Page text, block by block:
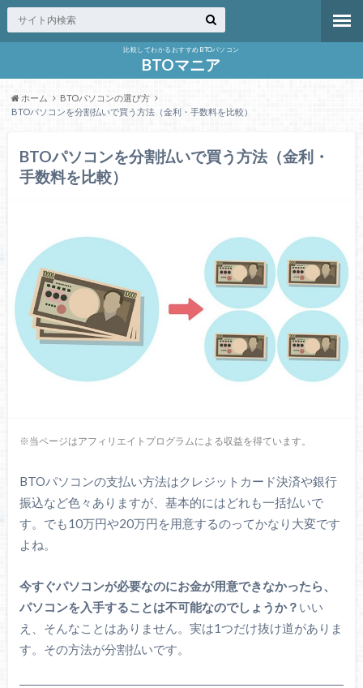
比較してわかるおすすめBTOパソコン
BTOマニア
ホーム
BTOパソコンの選び方
BTOパソコンを分割払いで買う方法（金利・手数料を比較）
BTOパソコンを分割払いで買う方法（金利・
手数料を比較）
※当ページはアフィリエイトプログラムによる収益を得ています。
BTOパソコンの支払い方法はクレジットカード決済や銀行
振込など色々ありますが、基本的にはどれも一括払いで
す。でも10万円や20万円を用意するのってかなり大変です
よね。
今すぐパソコンが必要なのにお金が用意できなかったら、
パソコンを入手することは不可能なのでしょうか？ いい
え、そんなことはありません。実は1つだけ抜け道がありま
す。その方法が分割払いです。